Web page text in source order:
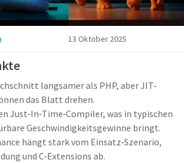
13 Oktober 2025
langsamer als PHP, aber JIT-
das Blatt drehen.
Just‑In‑Time‑Compiler, was in typischen
Geschwindigkeitsgewinne bringt.
hängt stark vom Einsatz‑Szenario,
und C‑Extensions ab.